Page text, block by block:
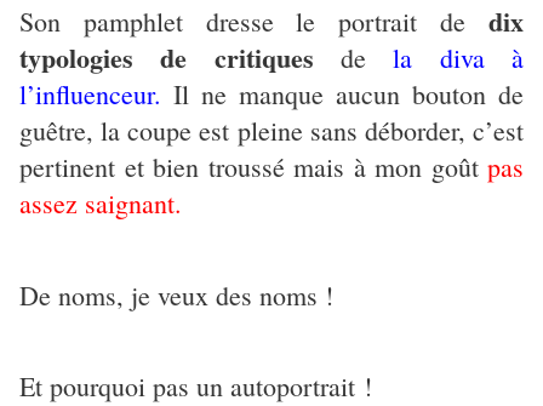
Son pamphlet dresse le portrait de dix
typologies de critiques dela diva à
l’influenceur. Il ne manque aucun bouton de
guêtre, la coupe est pleine sans déborder, c’est
pertinent et bien troussé mais à mon goût pas
assez saignant.
De noms, je veux des noms !
Et pourquoi pas un autoportrait !